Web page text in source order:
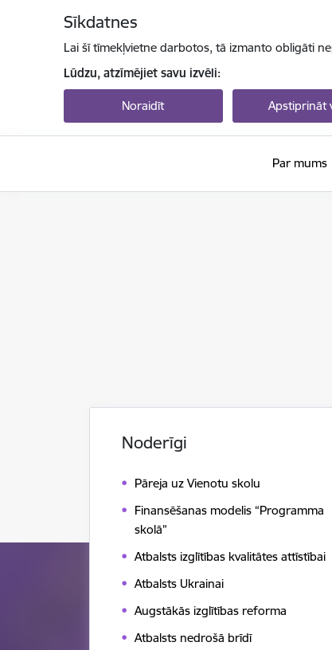
Sīkdatnes
Lai šī tīmekļvietne darbotos, tā izmanto obligāti
Lūdzu, atzīmējiet savu izvēli:
Noraidīt Apstiprināt
Par mums
Noderīgi
Pāreja uz Vienotu skolu
Finansēšanas modelis “Programma
skolā”
Atbalsts izglītības kvalitātes attīstībai
Atbalsts Ukrainai
Augstākās izglītības reforma
Atbalsts nedrošā brīdī